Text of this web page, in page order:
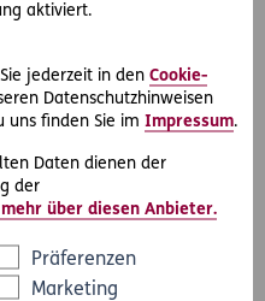
aktiviert.
jederzeit in den Cookie-
Datenschutzhinweisen
uns finden Sie im Impressum.
Daten dienen der
der
über diesen Anbieter.
Präferenzen
Marketing
Diversionskosten nicht
Kunden mal wieder
die Kosten für
sich Dank desD.A.S.
Sorgen um die anfallenden